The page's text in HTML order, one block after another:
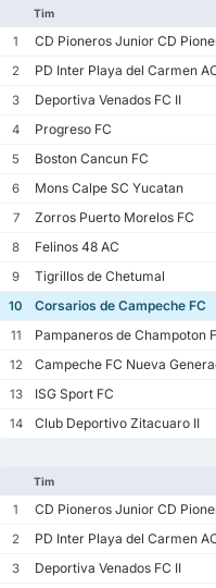
Tim
1 CD Pioneros Junior CD
2
PD Inter Playa del Carmen
3
Deportiva Venados FC II
4
Progreso FC
5
Boston Cancun FC
6
Mons Calpe SC Yucatan
7
Zorros Puerto Morelos FC
8
Felinos 48 AC
9
Tigrillos de Chetumal
10
Corsarios de Campeche FC
11
Pampaneros de Champoton
12
Campeche FC Nueva
13
ISG Sport FC
14
Club Deportivo Zitacuaro II
Tim
1 CD Pioneros Junior CD
2
PD Inter Playa del Carmen
3
Deportiva Venados FC II